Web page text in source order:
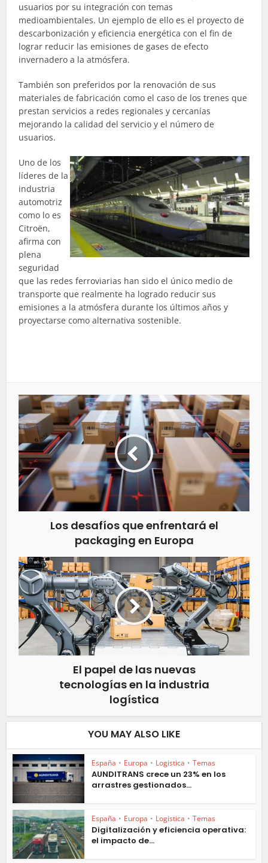
usuarios por su integración con temas
medioambientales. Un ejemplo de ello es el proyecto de
descarbonización y eficiencia energética con el fin de
lograr reducir las emisiones de gases de efecto
invernadero a la atmósfera.
También son preferidos por la renovación de sus
materiales de fabricación como el caso de los trenes que
prestan servicios a redes regionales y cercanías
mejorando la calidad del servicio y el número de
usuarios.
Uno de los
líderes de la
industria
automotriz
como lo es
Citroën,
afirma con
plena
seguridad
que las redes ferroviarias han sido el único medio de
transporte que realmente ha logrado reducir sus
emisiones a la atmósfera durante los últimos años y
proyectarse como alternativa sostenible.
Los desafíos que enfrentará el
packaging en Europa
El papel de las nuevas
tecnologías en la industria
logística
YOU MAY ALSO LIKE
España • Europa • Logistica • Temas
AUNDITRANS crece un 23% en los
arrastres gestionados...
España • Europa • Logistica • Temas
Digitalización y eficiencia operativa:
el impacto de...